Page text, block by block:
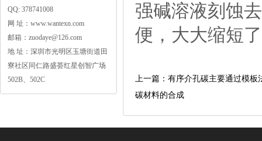
QQ:378741008
网址：www.wantexn.com
邮箱：zuodaye@126.com
地址：深圳市光明区玉塘街道田
寮社区同仁路盛荟红星创智广场
502B、502C
强碱溶液刻蚀
便，大大缩短
上一篇：有序介孔碳主要通过模
碳材料的合成